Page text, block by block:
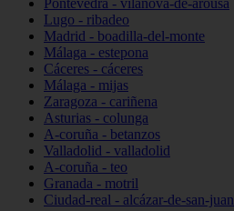
Pontevedra - vilanova-de-arousa
Lugo - ribadeo
Madrid - boadilla-del-monte
Málaga - estepona
Cáceres - cáceres
Málaga - mijas
Zaragoza - cariñena
Asturias - colunga
A-coruña - betanzos
Valladolid - valladolid
A-coruña - teo
Granada - motril
Ciudad-real - alcázar-de-san-juan